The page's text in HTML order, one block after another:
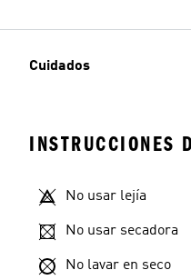
Cuidados
INSTRUCCIONES
No usar lejía
No usar secadora
No lavar en seco